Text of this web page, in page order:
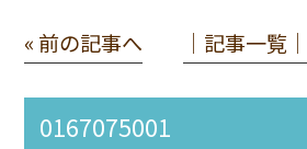
« 前の記事へ │記事一覧│
0167075001